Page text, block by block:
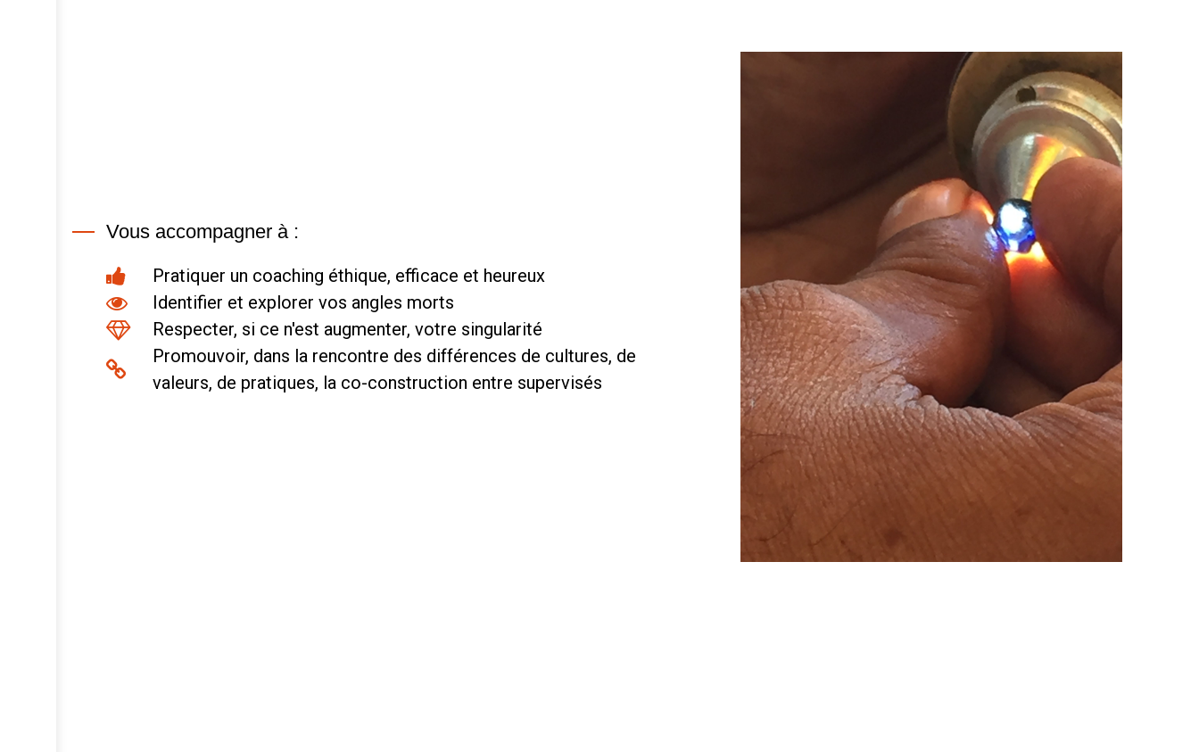
Vous accompagner à :
Pratiquer un coaching éthique, efficace et heureux
Identifier et explorer vos angles morts
Respecter, si ce n'est augmenter, votre singularité
Promouvoir, dans la rencontre des différences de cultures, de
valeurs, de pratiques, la co-construction entre supervisés